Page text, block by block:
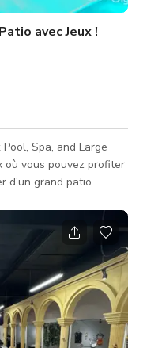
avec Jeux !
Spa, and Large
où vous pouvez profiter
d'un grand patio
un jeu de ringer, un
la piscine ! 2
sièges individuels et un